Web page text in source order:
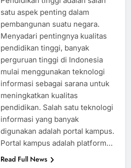
satu aspek penting dalam
pembangunan suatu negara.
Menyadari pentingnya kualitas
pendidikan tinggi, banyak
perguruan tinggi di Indonesia
mulai menggunakan teknologi
informasi sebagai sarana untuk
meningkatkan kualitas
pendidikan. Salah satu teknologi
informasi yang banyak
digunakan adalah portal kampus.
Portal kampus adalah platform…
Read Full News